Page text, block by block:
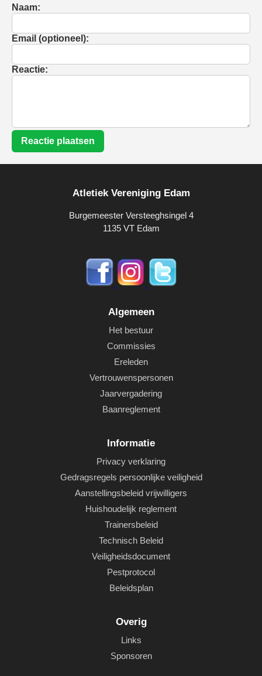
Naam:
Email (optioneel):
Reactie:
Reactie plaatsen
Atletiek Vereniging Edam
Burgemeester Versteeghsingel 4
1135 VT Edam
Algemeen
Het bestuur
Commissies
Ereleden
Vertrouwenspersonen
Jaarvergadering
Baanreglement
Informatie
Privacy verklaring
Gedragsregels persoonlijke veiligheid
Aanstellingsbeleid vrijwilligers
Huishoudelijk reglement
Trainersbeleid
Technisch Beleid
Veiligheidsdocument
Pestprotocol
Beleidsplan
Overig
Links
Sponsoren